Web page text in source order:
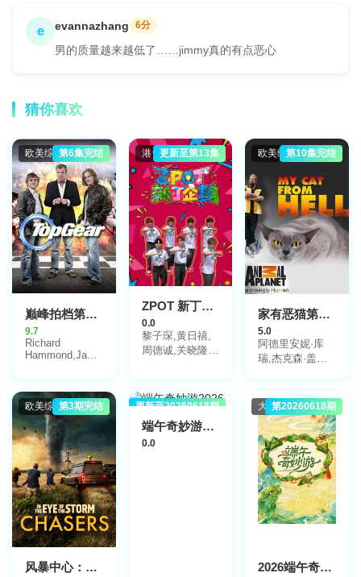
e evannazhang 6分
男的质量越来越低了……jimmy真的有点恶心
猜你喜欢
欧美综艺第6集完结
巅峰拍档第二十季
9.7
Richard
Hammond,James
Stig
港台综艺更新至第13集
ZPOT 新丁企划
0.0
黎子琛,黄日禧,
周德诚,关晓隆,
欧美综艺第10集完结
家有恶猫第七季
5.0
阿德里安妮·库
瑞,杰克森·盖勒
欧美综艺第3期完结
风暴中心：追逐者第一季
大陆综艺
更新至20260618期
端午奇妙游2026
0.0
大陆综艺
第20260618期
2026端午奇妙游